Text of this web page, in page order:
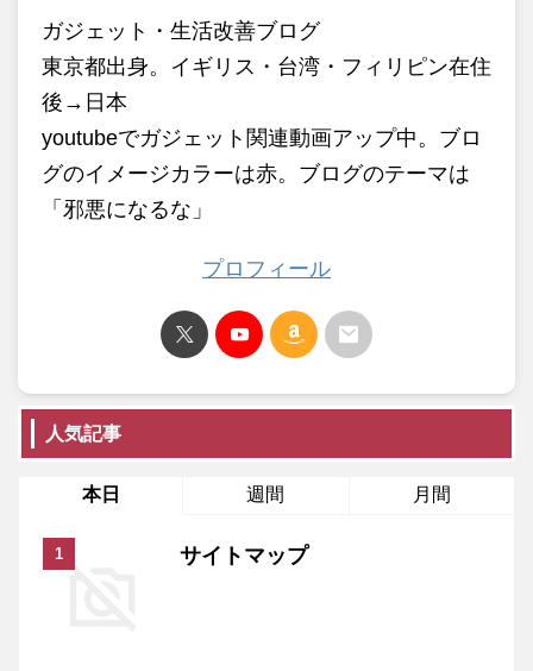
ガジェット・生活改善ブログ
東京都出身。イギリス・台湾・フィリピン在住
後→日本
youtubeでガジェット関連動画アップ中。ブロ
グのイメージカラーは赤。ブログのテーマは
「邪悪になるな」
プロフィール
人気記事
本日 週間 月間
サイトマップ